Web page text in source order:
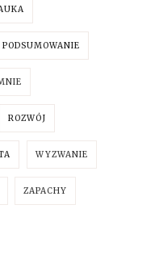
PODSUMOWANIE
ROZWÓJ
WYZWANIE
ZAPACHY